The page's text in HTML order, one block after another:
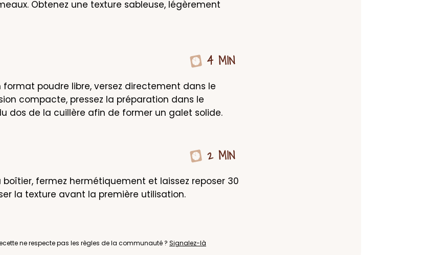
Obtenez une texture sableuse, légèrement
4 MIN
format poudre libre, versez directement dans le
compacte, pressez la préparation dans le
dos de la cuillère afin de former un galet solide.
2 MIN
boîtier, fermez hermétiquement et laissez reposer 30
la texture avant la première utilisation.
ne respecte pas les règles de la communauté ? Signalez-là